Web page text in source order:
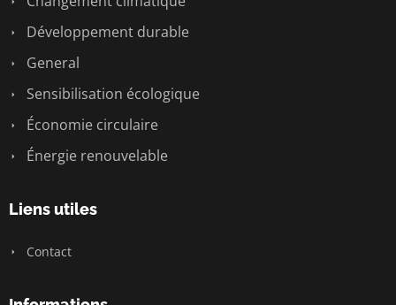
Développement durable
General
Sensibilisation écologique
Économie circulaire
Énergie renouvelable
Liens utiles
Contact